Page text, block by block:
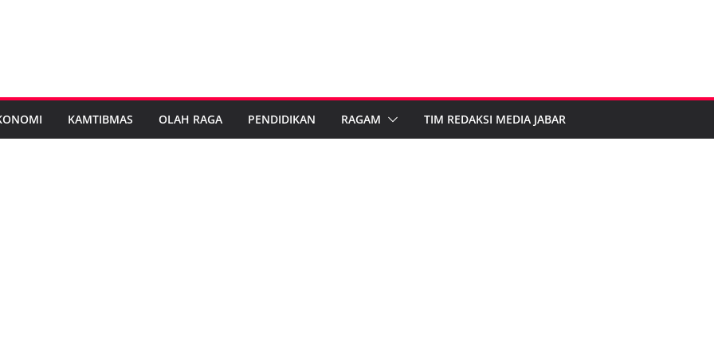
KAMTIBMAS OLAH RAGA PENDIDIKAN RAGAM TIM REDAKSI MEDIA JABAR